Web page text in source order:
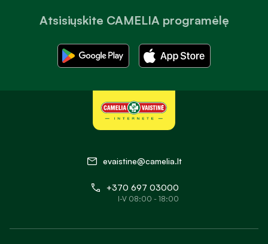
Atsisiųskite CAMELIA programėlę
evaistine@camelia.lt
+370 697 03000
I-V 08:00 - 18:00